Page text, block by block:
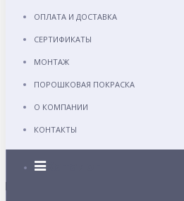
ОПЛАТА И ДОСТАВКА
СЕРТИФИКАТЫ
МОНТАЖ
ПОРОШКОВАЯ ПОКРАСКА
О КОМПАНИИ
КОНТАКТЫ
Каталог